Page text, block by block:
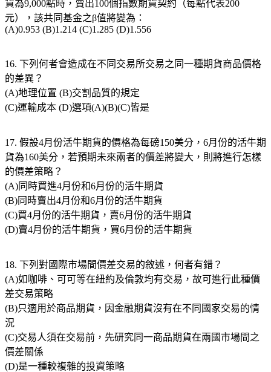
貨為9,000點時，賣出100個指數期貨契約（每點代表200
元），該共同基金之β值將變為：
(A)0.953 (B)1.214 (C)1.285 (D)1.556
16. 下列何者會造成在不同交易所交易之同一種期貨商品價格
的差異？
(A)地理位置 (B)交割品質的規定
(C)運輸成本 (D)選項(A)(B)(C)皆是
17. 假設4月份活牛期貨的價格為每磅150美分，6月份的活牛期
貨為160美分，若預期未來兩者的價差將變大，則將進行怎樣
的價差策略？
(A)同時買進4月份和6月份的活牛期貨
(B)同時賣出4月份和6月份的活牛期貨
(C)買4月份的活牛期貨，賣6月份的活牛期貨
(D)賣4月份的活牛期貨，買6月份的活牛期貨
18. 下列對國際市場間價差交易的敘述，何者有錯？
(A)如咖啡、可可等在紐約及倫敦均有交易，故可進行此種價
差交易策略
(B)只適用於商品期貨，因金融期貨沒有在不同國家交易的情
況
(C)交易人須在交易前，先研究同一商品期貨在兩國市場間之
價差關係
(D)是一種較複雜的投資策略